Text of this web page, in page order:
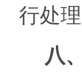
行处
八